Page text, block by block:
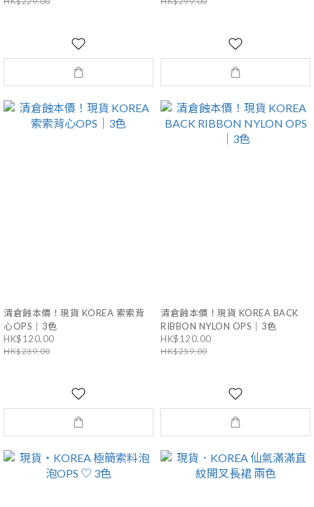
清倉蝕本價！現貨 KOREA 索索背
心OPS｜3色
HK$120.00
HK$239.00
清倉蝕本價！現貨 KOREA BACK
RIBBON NYLON OPS｜3色
HK$120.00
HK$259.00